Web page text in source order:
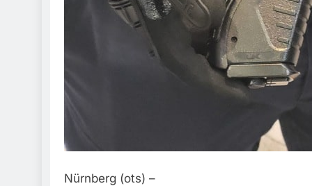
Nürnberg (ots) –